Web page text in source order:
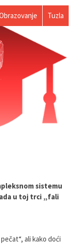
Tuzla
sistemu
u toj trci „fali
ali kako doći